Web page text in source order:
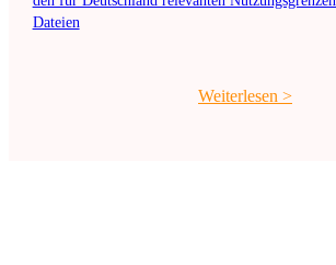
Dateien
Weiterlesen >